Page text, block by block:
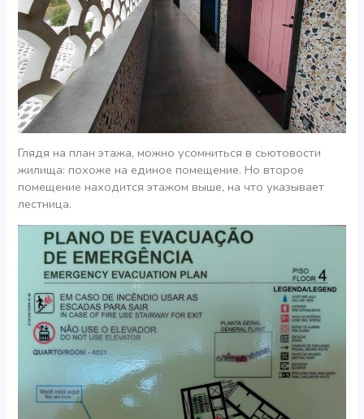
Глядя на план этажа, можно усомниться в сьютовости
жилища: похоже на единое помещение. Но второе
помещение находится этажом выше, на что указывает
лестница.